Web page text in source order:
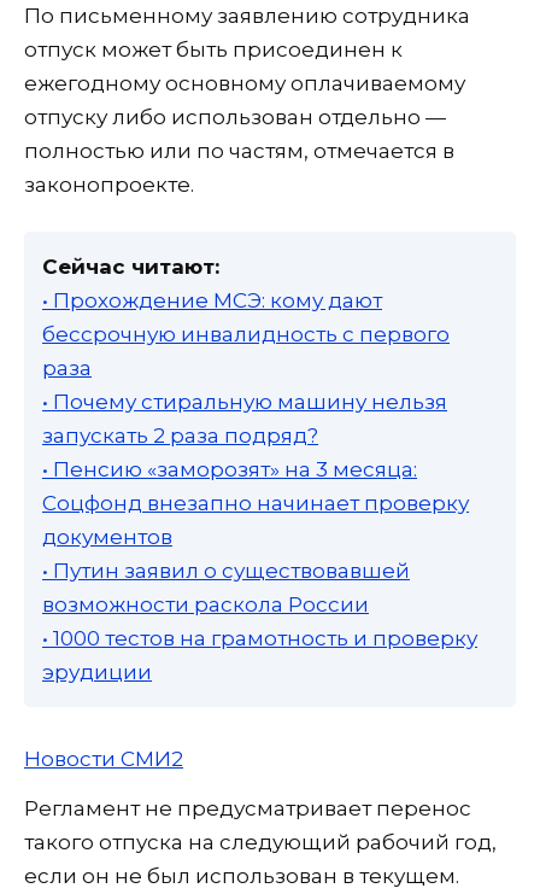
По письменному заявлению сотрудника
отпуск может быть присоединен к
ежегодному основному оплачиваемому
отпуску либо использован отдельно —
полностью или по частям, отмечается в
законопроекте.
Сейчас читают:
• Прохождение МСЭ: кому дают
бессрочную инвалидность с первого
раза
• Почему стиральную машину нельзя
запускать 2 раза подряд?
• Пенсию «заморозят» на 3 месяца:
Соцфонд внезапно начинает проверку
документов
• Путин заявил о существовавшей
возможности раскола России
• 1000 тестов на грамотность и проверку
эрудиции
Новости СМИ2
Регламент не предусматривает перенос
такого отпуска на следующий рабочий год,
если он не был использован в текущем.